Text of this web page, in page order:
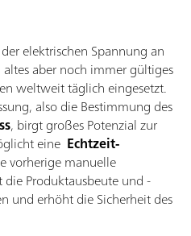
elektrischen Spannung an
aber noch immer gültiges
weltweit täglich eingesetzt.
also die Bestimmung des
, birgt großes Potenzial zur
eine Echtzeit-
vorherige manuelle
die Produktausbeute und -
und erhöht die Sicherheit des